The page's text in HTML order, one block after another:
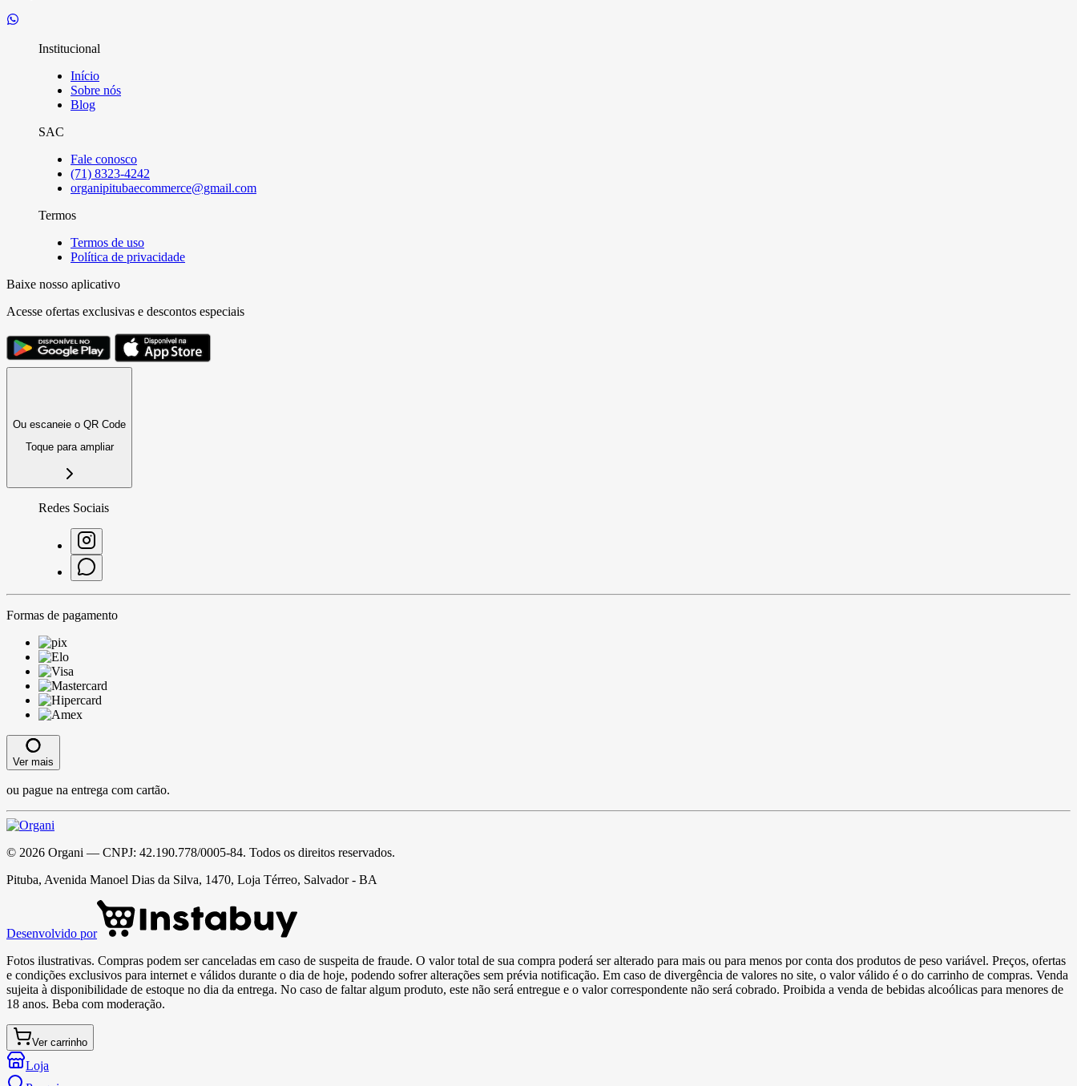
Institucional
Início
Sobre nós
Blog
SAC
Fale conosco
(71) 8323-4242
organipitubaecommerce@gmail.com
Termos
Termos de uso
Política de privacidade
Baixe nosso aplicativo
Acesse ofertas exclusivas e descontos especiais
Ou escaneie o QR Code
Toque para ampliar
Redes Sociais
Formas de pagamento
Ver mais
ou pague na entrega com cartão.
© 2026 Organi — CNPJ: 42.190.778/0005-84. Todos os direitos reservados.
Pituba, Avenida Manoel Dias da Silva, 1470, Loja Térreo, Salvador - BA
Desenvolvido por
Fotos ilustrativas. Compras podem ser canceladas em caso de suspeita de fraude. O valor total de sua compra poderá ser alterado para mais ou para menos por conta dos produtos de peso variável. Preços, ofertas
e condições exclusivos para internet e válidos durante o dia de hoje, podendo sofrer alterações sem prévia notificação. Em caso de divergência de valores no site, o valor válido é o do carrinho de compras. Venda
sujeita à disponibilidade de estoque no dia da entrega. No caso de faltar algum produto, este não será entregue e o valor correspondente não será cobrado. Proibida a venda de bebidas alcoólicas para menores de
18 anos. Beba com moderação.
Ver carrinho
Loja